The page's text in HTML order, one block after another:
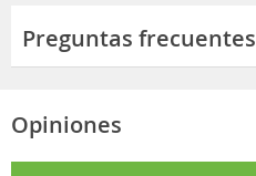
Preguntas frecuentes
Opiniones